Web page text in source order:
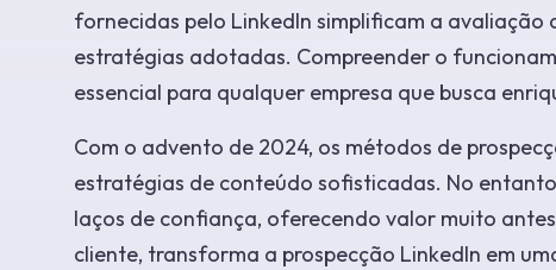
fornecidas pelo LinkedIn simplificam a
estratégias adotadas. Compreender o
essencial para qualquer empresa que busca
Com o advento de 2024, os métodos de
estratégias de conteúdo sofisticadas. No
laços de confiança, oferecendo valor muito
cliente, transforma a prospecção LinkedIn em